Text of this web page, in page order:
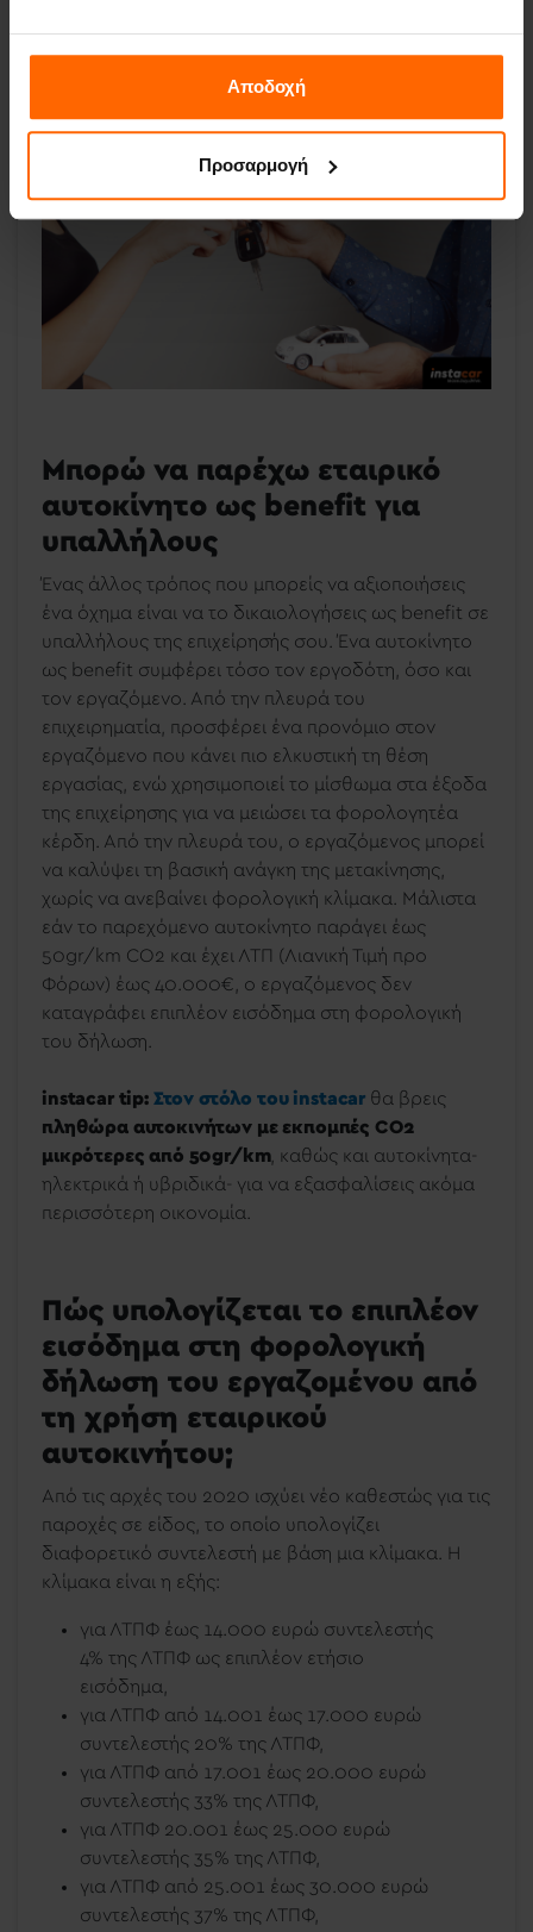
Αποδοχή
Προσαρμογή
Μπορώ να παρέχω εταιρικό
αυτοκίνητο ως benefit για
υπαλλήλους
Ένας άλλος τρόπος που μπορείς να αξιοποιήσεις
ένα όχημα είναι να το δικαιολογήσεις ως benefit σε
υπαλλήλους της επιχείρησής σου. Ένα αυτοκίνητο
ως benefit συμφέρει τόσο τον εργοδότη, όσο και
τον εργαζόμενο. Από την πλευρά του
επιχειρηματία, προσφέρει ένα προνόμιο στον
εργαζόμενο που κάνει πιο ελκυστική τη θέση
εργασίας, ενώ χρησιμοποιεί το μίσθωμα στα έξοδα
της επιχείρησης για να μειώσει τα φορολογητέα
κέρδη. Από την πλευρά του, ο εργαζόμενος μπορεί
να καλύψει τη βασική ανάγκη της μετακίνησης,
χωρίς να ανεβαίνει φορολογική κλίμακα. Μάλιστα
εάν το παρεχόμενο αυτοκίνητο παράγει έως
50gr/km CO2 και έχει ΛΤΠ (Λιανική Τιμή προ
Φόρων) έως 40.000€, ο εργαζόμενος δεν
καταγράφει επιπλέον εισόδημα στη φορολογική
του δήλωση.
instacar tip: Στον στόλο του instacar θα βρεις
πληθώρα αυτοκινήτων με εκπομπές CO2
μικρότερες από 50gr/km, καθώς και αυτοκίνητα-
ηλεκτρικά ή υβριδικά- για να εξασφαλίσεις ακόμα
περισσότερη οικονομία.
Πώς υπολογίζεται το επιπλέον
εισόδημα στη φορολογική
δήλωση του εργαζομένου από
τη χρήση εταιρικού
αυτοκινήτου;
Από τις αρχές του 2020 ισχύει νέο καθεστώς για τις
παροχές σε είδος, το οποίο υπολογίζει
διαφορετικό συντελεστή με βάση μια κλίμακα. Η
κλίμακα είναι η εξής:
για ΛΤΠΦ έως 14.000 ευρώ συντελεστής
4% της ΛΤΠΦ ως επιπλέον ετήσιο
εισόδημα,
για ΛΤΠΦ από 14.001 έως 17.000 ευρώ
συντελεστής 20% της ΛΤΠΦ,
για ΛΤΠΦ από 17.001 έως 20.000 ευρώ
συντελεστής 33% της ΛΤΠΦ,
για ΛΤΠΦ 20.001 έως 25.000 ευρώ
συντελεστής 35% της ΛΤΠΦ,
για ΛΤΠΦ από 25.001 έως 30.000 ευρώ
συντελεστής 37% της ΛΤΠΦ,